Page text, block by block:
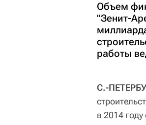
Объем
"Зенит-
работы
С.-
в 2014